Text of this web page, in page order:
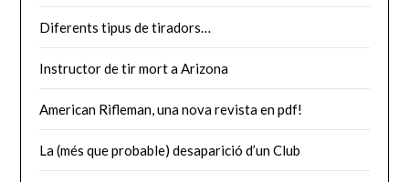
Diferents tipus de tiradors…
Instructor de tir mort a Arizona
American Rifleman, una nova revista en pdf!
La (més que probable) desaparició d’un Club